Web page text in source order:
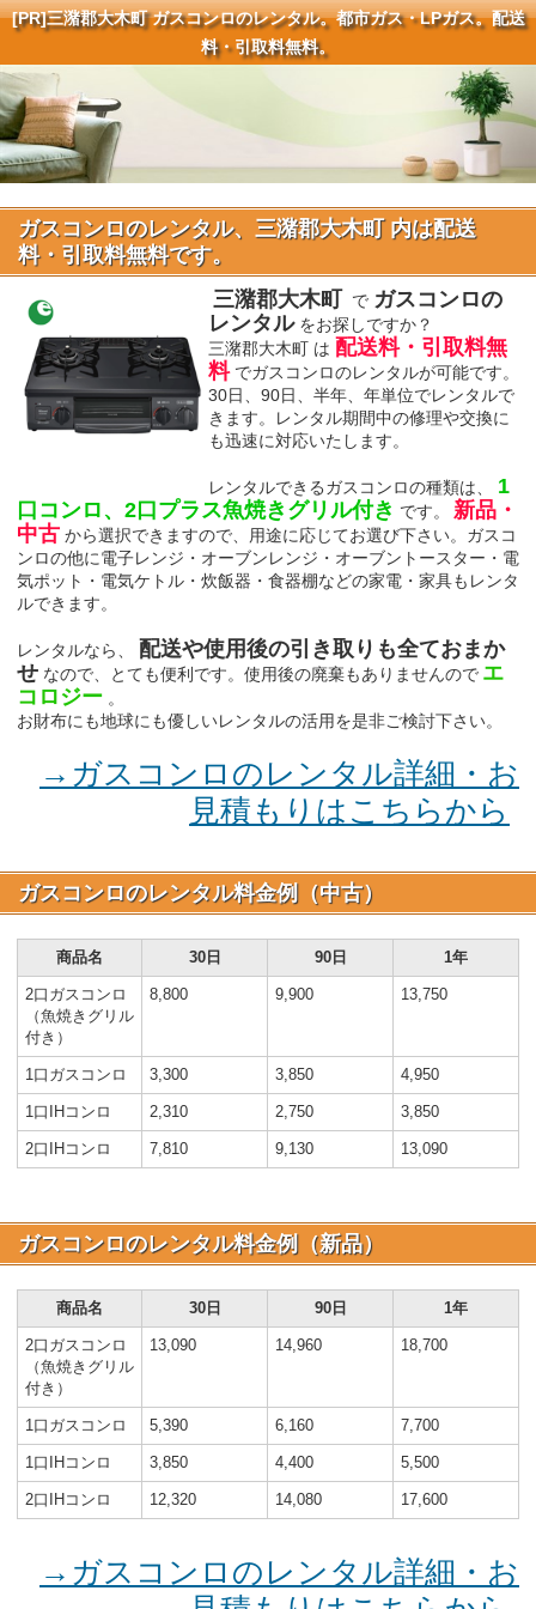
[PR]三潴郡大木町 ガスコンロのレンタル。都市ガス・LPガス。配送
料・引取料無料。
ガスコンロのレンタル、三潴郡大木町 内は配送
料・引取料無料です。
三潴郡大木町
で ガスコンロの
レンタル をお探しですか？
三潴郡大木町 は 配送料・引取料無
料 でガスコンロのレンタルが可能です。
30日、90日、半年、年単位でレンタルで
きます。レンタル期間中の修理や交換に
も迅速に対応いたします。
レンタルできるガスコンロの種類は、
1
口コンロ、2口プラス魚焼きグリル付き です。
新品・
中古 から選択できますので、用途に応じてお選び下さい。ガスコ
ンロの他に電子レンジ・オーブンレンジ・オーブントースター・電
気ポット・電気ケトル・炊飯器・食器棚などの家電・家具もレンタ
ルできます。
レンタルなら、
配送や使用後の引き取りも全ておまか
せ なので、とても便利です。使用後の廃棄もありませんので エ
コロジー 。
お財布にも地球にも優しいレンタルの活用を是非ご検討下さい。
→ガスコンロのレンタル詳細・お
見積もりはこちらから
ガスコンロのレンタル料金例（中古）
商品名 30日 90日 1年
2口ガスコンロ
（魚焼きグリル
付き）
8,800 9,900 13,750
1口ガスコンロ 3,300 3,850 4,950
1口IHコンロ 2,310 2,750 3,850
2口IHコンロ 7,810 9,130 13,090
ガスコンロのレンタル料金例（新品）
商品名 30日 90日 1年
2口ガスコンロ
（魚焼きグリル
付き）
13,090 14,960 18,700
1口ガスコンロ 5,390 6,160 7,700
1口IHコンロ 3,850 4,400 5,500
2口IHコンロ 12,320 14,080 17,600
→ガスコンロのレンタル詳細・お